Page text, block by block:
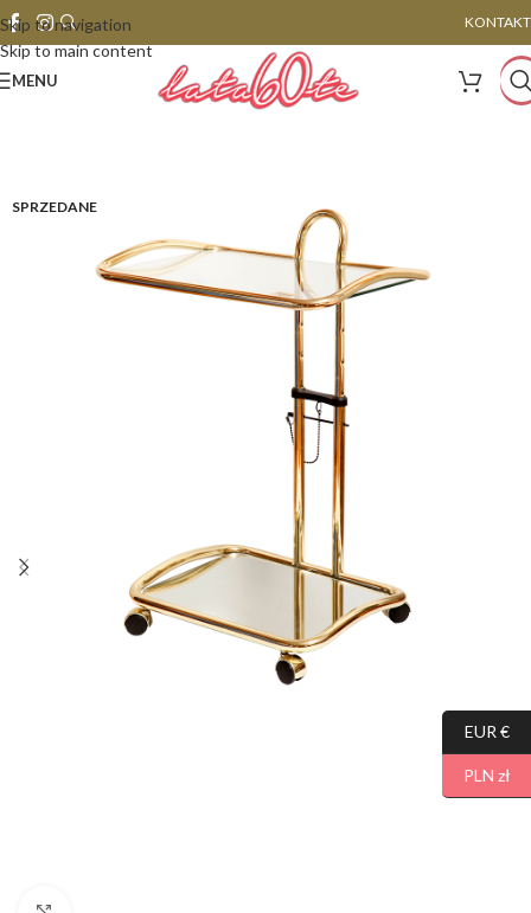
Skip to navigation
Skip to main content
KONTAKT
MENU
SPRZEDANE
EUR €
PLN zł